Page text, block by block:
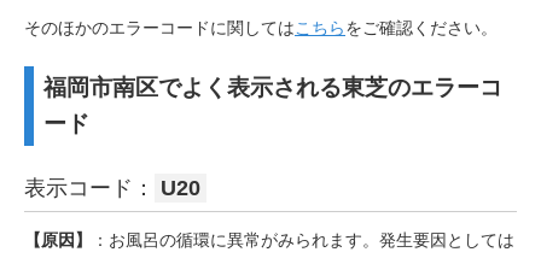
そのほかのエラーコードに関してはこちらをご確認ください。
福岡市南区でよく表示される東芝のエラーコ
ード
表示コード： U20
【原因】
：お風呂の循環に異常がみられます。発生要因としては